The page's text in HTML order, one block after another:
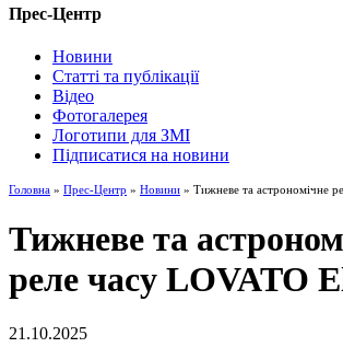
Прес-Центр
Новини
Статті та публікації
Відео
Фотогалерея
Логотипи для ЗМІ
Підписатися на новини
Головна » Прес-Центр » Новини » Тижневе та астрономічне
Тижневе та
реле часу LOVATO
21.10.2025